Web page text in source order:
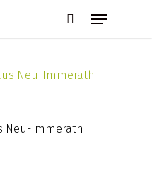
Menu
Neu-Immerath